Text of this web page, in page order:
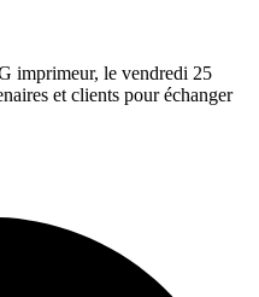
imprimeur, le vendredi 25
et clients pour échanger